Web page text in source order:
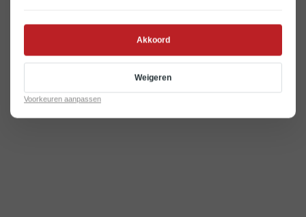
Akkoord
Weigeren
Voorkeuren aanpassen